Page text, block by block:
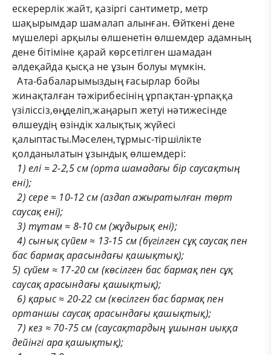
ескерерлік жайт, қазіргі сантиметр, метр
шақырымдар шамалап алынған. Өйткені дене
мүшелері арқылы өлшенетін өлшемдер адамның
дене бітіміне қарай көрсетілген шамадан
әлдеқайда қысқа не ұзын болуы мүмкін.
Ата-бабаларымыздың ғасырлар бойы
жинақталған тәжірибесінің ұрпақтан-ұрпаққа
үзіліссіз,өңделіп,жаңарып жетуі нәтижесінде
өлшеудің өзіндік халықтық жүйесі
қалыптасты.Мәселен,тұрмыс-тіршілікте
қолданылатын ұзындық өлшемдері:
1) елі ≈ 2-2,5см(орта шамадағы бір саусақтың
ені);
2) сере ≈ 10-12см(аздап ажыратылған төрт
саусақ ені);
3) тұтам ≈ 8-10см(жұдырық ені);
4) сынық сүйем ≈ 13-15 см(бүгілген сұқ саусақ пен
бас бармақ арасындағы қашықтық);
5) сүйем ≈ 17-20см (көсілген бас бармақ пен сұқ
саусақ арасындағы қашықтық);
6) қарыс ≈ 20-22 см(көсілген бас бармақ пен
ортаншы саусақ арасындағы қашықтық);
7) кез ≈ 70-75см (саусақтардың ұшынан иыққа
дейінгі ара қашықтық);